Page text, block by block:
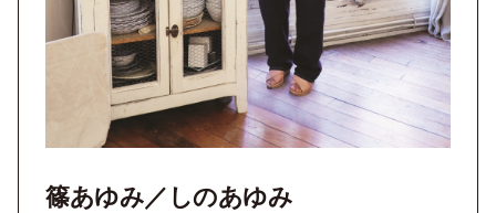
篠あゆみ／しのあゆみ